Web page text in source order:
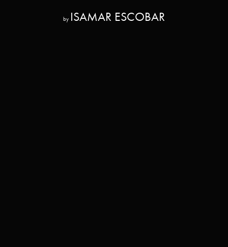
by ISAMAR ESCOBAR